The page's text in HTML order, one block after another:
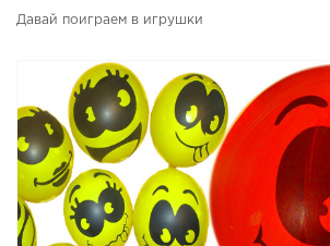
Давай поиграем в игрушки